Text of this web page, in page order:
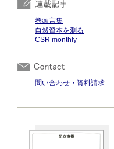
巻頭言集
自然資本を測る
CSR monthly
問い合わせ・資料請求